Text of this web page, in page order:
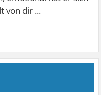
von dir ...